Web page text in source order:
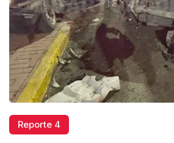
Reporte 4